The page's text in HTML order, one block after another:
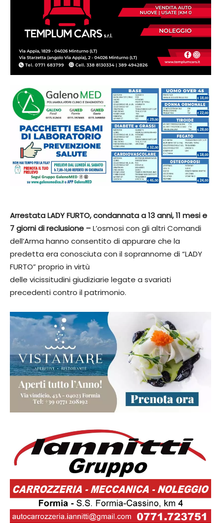
Arrestata LADY FURTO, condannata a 13 anni, 11 mesi e
7 giorni di reclusione –L’osmosi con gli altri Comandi
dell’Arma hanno consentito di appurare che la
predetta era conosciuta con il soprannome di “LADY
FURTO” proprio in virtù
delle vicissitudini giudiziarie legate a svariati
precedenti contro il patrimonio.